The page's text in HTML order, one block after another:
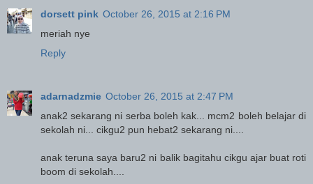
dorsett pink October 26, 2015 at 2:16 PM
meriah nye
Reply
adarnadzmie October 26, 2015 at 2:47 PM
anak2 sekarang ni serba boleh kak... mcm2 boleh belajar di
sekolah ni... cikgu2 pun hebat2 sekarang ni....
anak teruna saya baru2 ni balik bagitahu cikgu ajar buat roti
boom di sekolah....